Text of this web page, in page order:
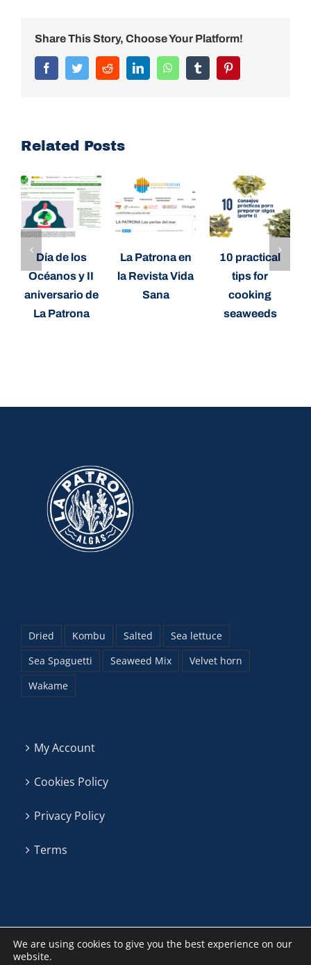
Share This Story, Choose Your Platform!
FacebookTwitterRedditLinkedInWhatsAppTumblr
Related Posts
Día de los
Océanos y II
aniversario de
La Patrona
La Patrona en
la Revista Vida
Sana
10 practical
tips for
cooking
seaweeds
Dried Kombu Salted
Sea lettuce
Sea Spaguetti
Seaweed Mix
Velvet horn
Wakame
My Account
Cookies Policy
Privacy Policy
Terms
We are using cookies to give you the best experience on our
website.